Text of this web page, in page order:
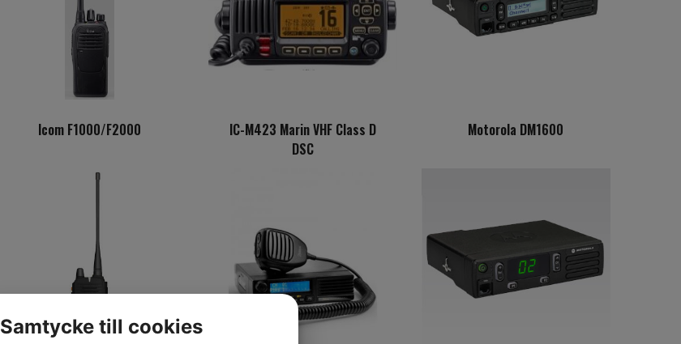
Icom F1000/F2000
IC-M423 Marin VHF Class D
DSC
Motorola DM1600
Samtycke till cookies